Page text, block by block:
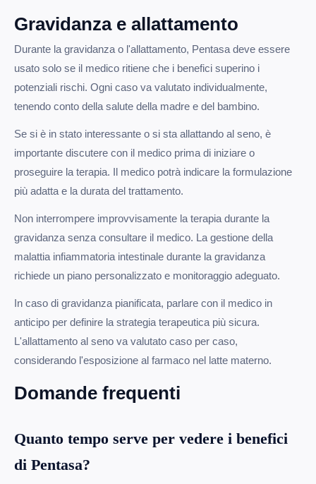
Gravidanza e allattamento
Durante la gravidanza o l'allattamento, Pentasa deve essere
usato solo se il medico ritiene che i benefici superino i
potenziali rischi. Ogni caso va valutato individualmente,
tenendo conto della salute della madre e del bambino.
Se si è in stato interessante o si sta allattando al seno, è
importante discutere con il medico prima di iniziare o
proseguire la terapia. Il medico potrà indicare la formulazione
più adatta e la durata del trattamento.
Non interrompere improvvisamente la terapia durante la
gravidanza senza consultare il medico. La gestione della
malattia infiammatoria intestinale durante la gravidanza
richiede un piano personalizzato e monitoraggio adeguato.
In caso di gravidanza pianificata, parlare con il medico in
anticipo per definire la strategia terapeutica più sicura.
L'allattamento al seno va valutato caso per caso,
considerando l'esposizione al farmaco nel latte materno.
Domande frequenti
Quanto tempo serve per vedere i benefici
di Pentasa?